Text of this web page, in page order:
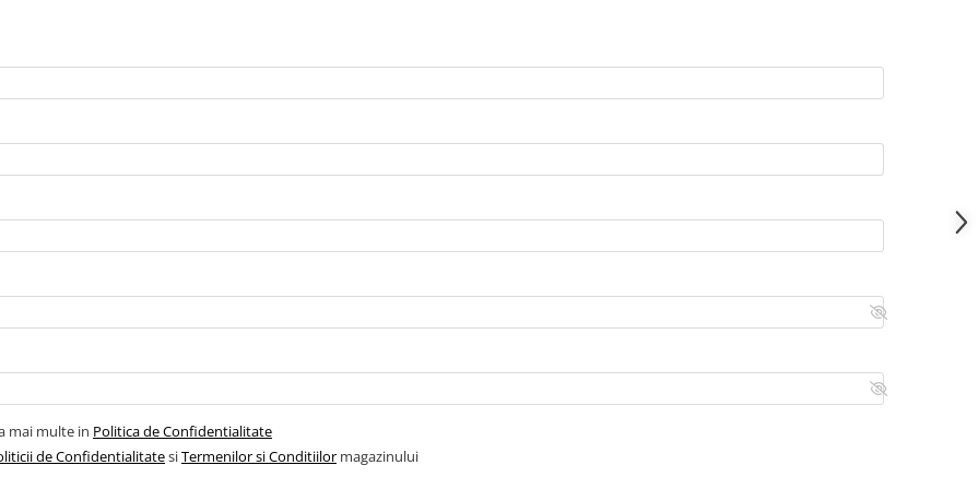
mai multe in Politica de Confidentialitate
de ConfidentialitatesiTermenilor si Conditiilor magazinului